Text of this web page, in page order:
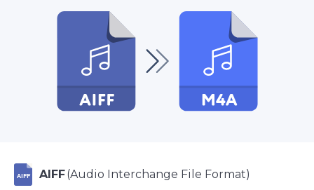
AIFF AIFF(Audio Interchange File Format)